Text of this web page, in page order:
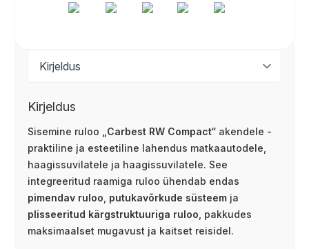
Kirjeldus
Sisemine ruloo „Carbest RW Compact“ akendele -
praktiline ja esteetiline lahendus matkaautodele,
haagissuvilatele ja haagissuvilatele. See
integreeritud raamiga ruloo ühendab endas
pimendav ruloo putukavõrkude süsteem ja
plisseeritud kärgstruktuuriga ruloo , pakkudes
maksimaalset mugavust ja kaitset reisidel.